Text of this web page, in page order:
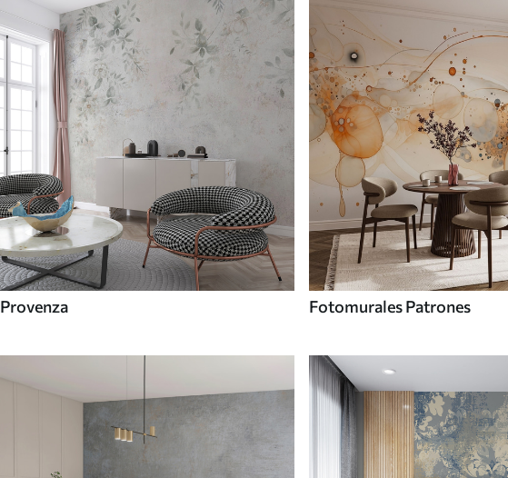
Provenza Fotomurales Patrones